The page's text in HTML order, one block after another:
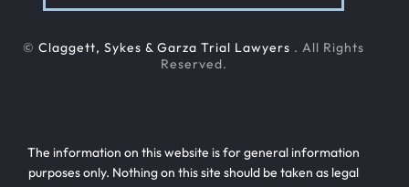
© Claggett, Sykes & Garza Trial Lawyers . All Rights
Reserved.
The information on this website is for general information
purposes only. Nothing on this site should be taken as legal